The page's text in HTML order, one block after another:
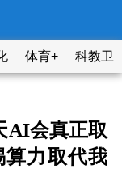
体育+ 科教卫
AI会真正取
力取代我